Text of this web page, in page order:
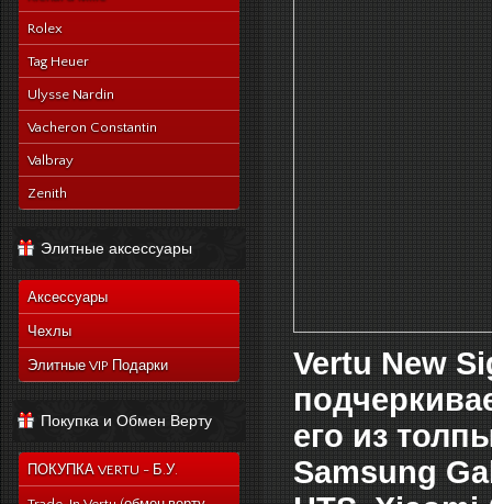
Rolex
Tag Heuer
Ulysse Nardin
Vacheron Constantin
Valbray
Zenith
Элитные аксессуары
Аксессуары
Чехлы
Элитные VIP Подарки
Покупка и Обмен Верту
ПОКУПКА VERTU - Б.У.
Vertu New
его из
Samsung